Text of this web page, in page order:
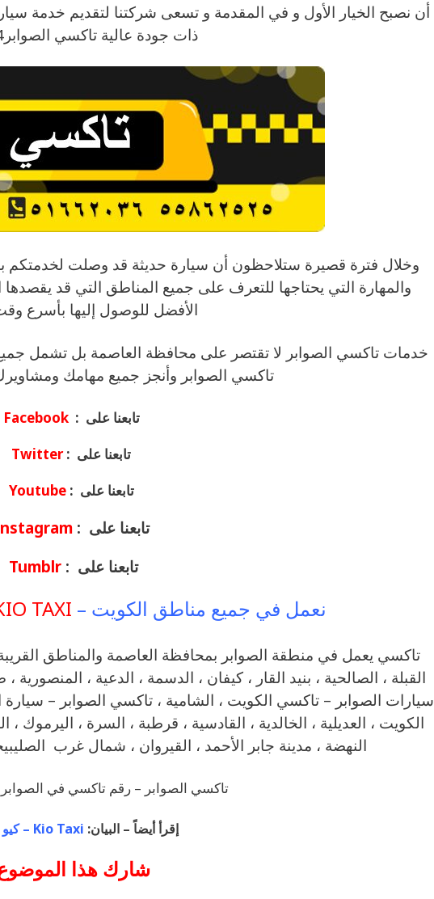
أن نصبح الخيار الأول و في المقدمة و تسعى شركتنا لتقديم خدمة
ذات جودة عالية تاكسي الصوابر24 ساعة.
وخلال فترة قصيرة ستلاحظون أن سيارة حديثة قد وصلت لخدمتكم
والمهارة التي يحتاجها للتعرف على جميع المناطق التي قد
الأفضل للوصول إليها بأسرع
خدمات تاكسي الصوابر لا تقتصر على محافظة العاصمة بل تشمل
تاكسي الصوابر وأنجز جميع مهامك
تابعنا على :Facebook
تابعنا على :Twitter
تابعنا على :Youtube
تابعنا على :
تابعنا على :Tumblr
نعمل في جميع مناطق الكويت – TAXI
القبلة ، الصالحية ، بنيد القار ، كيفان ، الدسمة ، الدعية ، المنصورية
سيارات الصوابر – تاكسي الكويت ، الشامية ، تاكسي الصوابر –
الكويت ، العديلية ، الخالدية ، القادسية ، قرطبة ، السرة ، اليرموك
النهضة ، مدينة جابر الأحمد ، القيروان ، شمال غرب
تاكسي الصوابر – رقم تاكسي في
إقرأ أيضاً – البيان: Kio Taxi – كيو تاكسي
شارك هذا